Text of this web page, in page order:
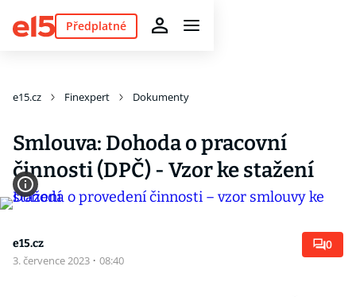
Předplatné
e15.cz Finexpert Dokumenty
Smlouva: Dohoda o pracovní
činnosti (DPČ) - Vzor ke stažení
e15.cz
3. července 2023 · 08:40
0